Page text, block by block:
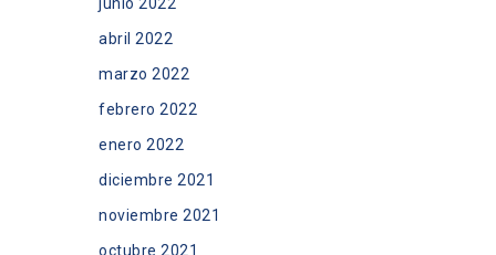
abril 2022
marzo 2022
febrero 2022
enero 2022
diciembre 2021
noviembre 2021
octubre 2021